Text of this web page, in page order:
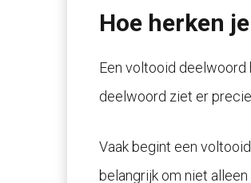
Hoe herken
Een voltooid deelwoord
deelwoord ziet er
Vaak begint een
belangrijk om niet